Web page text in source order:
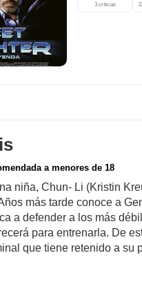
3 críticas
a menores de 18
niña, Chun- Li (Kristin
más tarde conoce a
a defender a los más
para entrenarla. De
que tiene retenido a su